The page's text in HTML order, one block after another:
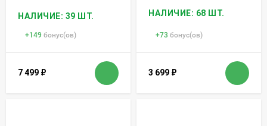
НАЛИЧИЕ: 39 ШТ.
+149 бонус(ов)
7 499 ₽
НАЛИЧИЕ: 68 ШТ.
+73 бонус(ов)
3 699 ₽